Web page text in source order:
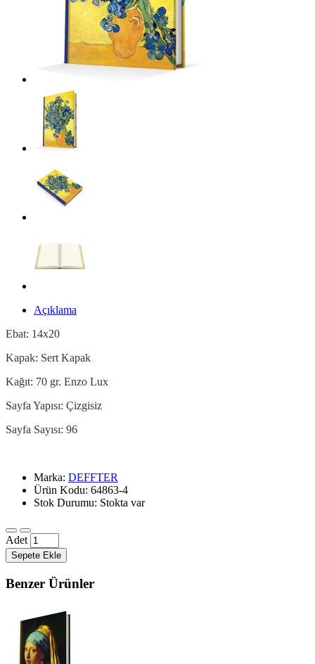
Açıklama
Ebat: 14x20
Kapak: Sert Kapak
Kağıt: 70 gr. Enzo Lux
Sayfa Yapısı: Çizgisiz
Sayfa Sayısı: 96
Marka: DEFFTER
Ürün Kodu: 64863-4
Stok Durumu: Stokta var
Adet
Sepete Ekle
Benzer Ürünler